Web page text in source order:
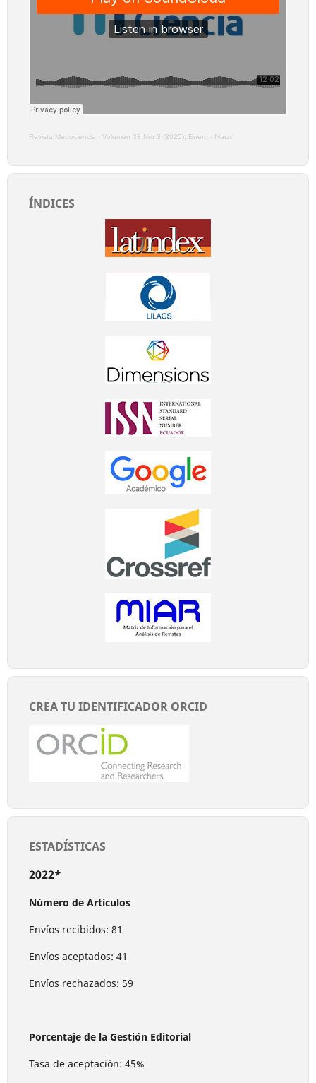
Revista Metrociencia · Volumen 33 Nro 3 (2025), Enero - Marzo
ÍNDICES
CREA TU IDENTIFICADOR ORCID
ESTADÍSTICAS
2022*
Número de Artículos
Envíos recibidos: 81
Envíos aceptados: 41
Envíos rechazados: 59
Porcentaje de la Gestión Editorial
Tasa de aceptación: 45%